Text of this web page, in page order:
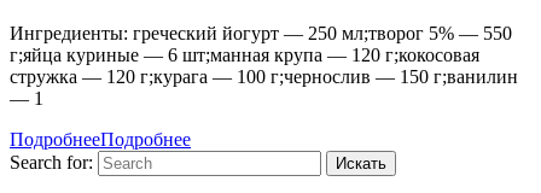
Ингредиенты: греческий йогурт — 250 мл;творог 5% — 550
г;яйца куриные — 6 шт;манная крупа — 120 г;кокосовая
стружка — 120 г;курага — 100 г;чернослив — 150 г;ванилин
— 1
ПодробнееПодробнее
Search for: